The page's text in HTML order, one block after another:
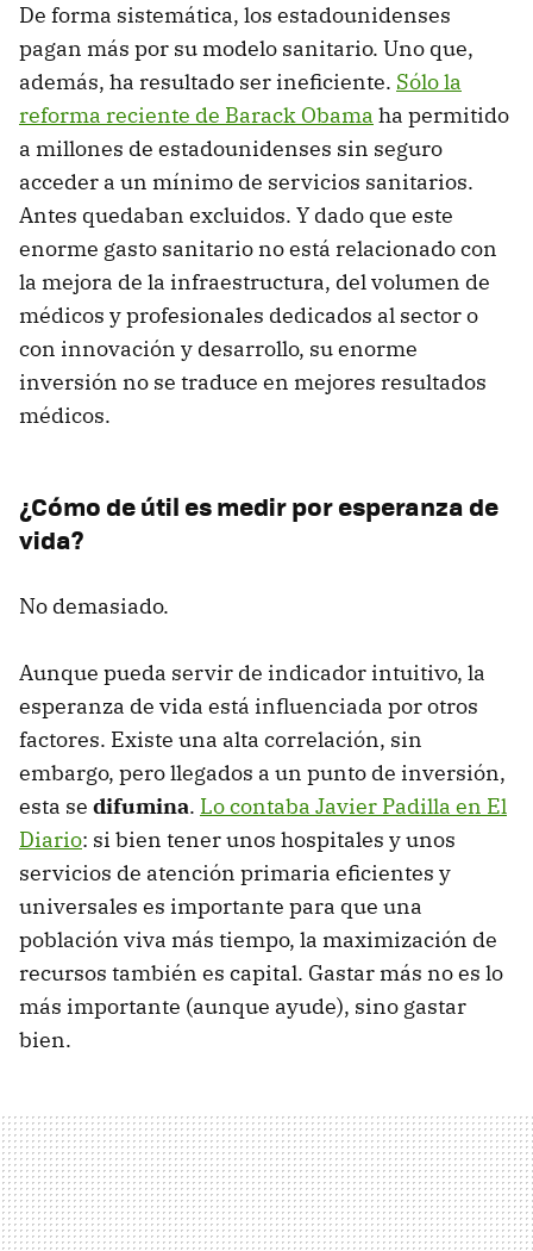
De forma sistemática, los estadounidenses
pagan más por su modelo sanitario. Uno que,
además, ha resultado ser ineficiente. Sólo la
reforma reciente de Barack Obama ha permitido
a millones de estadounidenses sin seguro
acceder a un mínimo de servicios sanitarios.
Antes quedaban excluidos. Y dado que este
enorme gasto sanitario no está relacionado con
la mejora de la infraestructura, del volumen de
médicos y profesionales dedicados al sector o
con innovación y desarrollo, su enorme
inversión no se traduce en mejores resultados
médicos.
¿Cómo de útil es medir por esperanza de
vida?
No demasiado.
Aunque pueda servir de indicador intuitivo, la
esperanza de vida está influenciada por otros
factores. Existe una alta correlación, sin
embargo, pero llegados a un punto de inversión,
esta se difumina. Lo contaba Javier Padilla en El
Diario: si bien tener unos hospitales y unos
servicios de atención primaria eficientes y
universales es importante para que una
población viva más tiempo, la maximización de
recursos también es capital. Gastar más no es lo
más importante (aunque ayude), sino gastar
bien.